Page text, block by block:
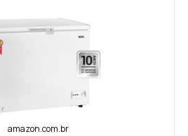
amazon.com.br